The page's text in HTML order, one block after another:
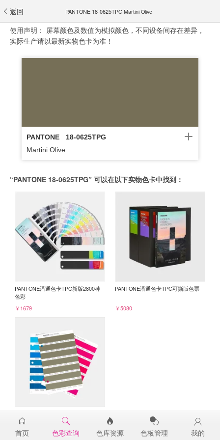
返回 PANTONE 18-0625TPG Martini Olive
使用声明： 屏幕颜色及数值为模拟颜色，不同设备间存在差异，
实际生产请以最新实物色卡为准！
PANTONE
18-0625TPG
Martini Olive
“PANTONE 18-0625TPG” 可以在以下实物色卡中找到：
PANTONE潘通色卡TPG新版2800种
色彩
￥1679
PANTONE潘通色卡TPG可撕版色票
￥5080
18-0625TPG
￥98
首页 色彩查询 色库资源 色板管理 我的